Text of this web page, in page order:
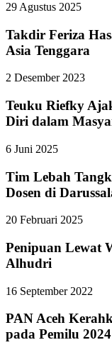
29 Agustus 2025
Takdir Feriza
Asia Tenggara
2 Desember 2023
Teuku Riefky
Diri dalam
6 Juni 2025
Tim Lebah
Dosen di
20 Februari 2025
Penipuan Lewat
Alhudri
16 September 2022
PAN Aceh
pada Pemilu 2024